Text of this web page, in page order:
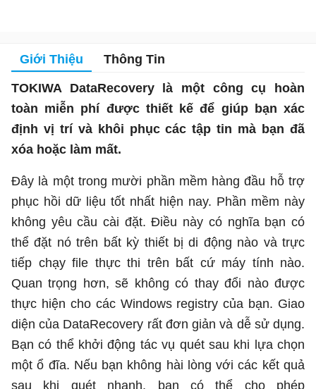
Giới Thiệu Thông Tin
TOKIWA DataRecovery là một công cụ hoàn
toàn miễn phí được thiết kế để giúp bạn xác
định vị trí và khôi phục các tập tin mà bạn đã
xóa hoặc làm mất.
Đây là một trong mười phần mềm hàng đầu hỗ trợ
phục hồi dữ liệu tốt nhất hiện nay. Phần mềm này
không yêu cầu cài đặt. Điều này có nghĩa bạn có
thể đặt nó trên bất kỳ thiết bị di động nào và trực
tiếp chạy file thực thi trên bất cứ máy tính nào.
Quan trọng hơn, sẽ không có thay đổi nào được
thực hiện cho các Windows registry của bạn. Giao
diện của DataRecovery rất đơn giản và dễ sử dụng.
Bạn có thể khởi động tác vụ quét sau khi lựa chọn
một ổ đĩa. Nếu bạn không hài lòng với các kết quả
sau khi quét nhanh, bạn có thể cho phép